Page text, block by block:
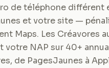
de téléphone différent
et votre site —
Maps. Les Créavores
votre NAP sur 40+
de PagesJaunes à